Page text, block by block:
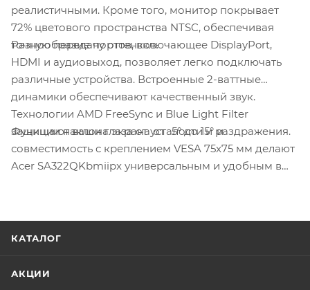
реалистичными. Кроме того, монитор покрывает
72% цветового пространства NTSC, обеспечивая
точную передачу оттенков.
Разнообразие портов, включающее DisplayPort,
HDMI и аудиовыход, позволяет легко подключать
различные устройства. Встроенные 2-ваттные
динамики обеспечивают качественный звук.
Технологии AMD FreeSync и Blue Light Filter
защищают ваши глаза от усталости и раздражения.
Функции наклона экрана от -5° до 15° и
совместимость с креплением VESA 75x75 мм делают
Acer SA322QKbmiipx универсальным и удобным в
КАТАЛОГ
АКЦИИ